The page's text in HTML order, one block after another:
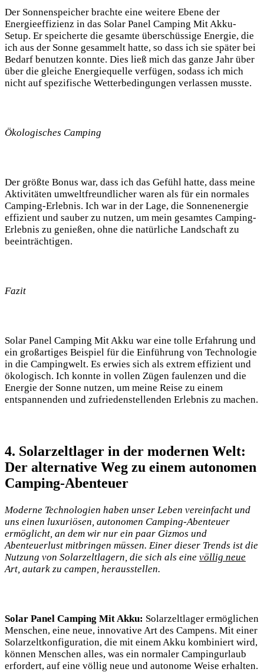
Der Sonnenspeicher⁣ brachte⁣ eine⁢ weitere Ebene der
Energieeffizienz in das Solar Panel Camping⁤ Mit‌ Akku-
Setup. Er speicherte die ‍gesamte überschüssige ‌Energie,⁣ die
ich aus der Sonne⁢ gesammelt hatte, so​ dass⁣ ich sie später ⁢bei
Bedarf benutzen konnte. Dies ließ mich‍ das‌ ganze Jahr über ​
über die gleiche Energiequelle verfügen, sodass ich mich
nicht auf spezifische⁣ Wetterbedingungen ‌verlassen musste. ‍
Ökologisches Camping
Der größte​ Bonus war,⁣ dass⁤ ich das Gefühl hatte, dass⁤ meine
Aktivitäten ⁢umweltfreundlicher waren‍ als‍ für ein ⁤normales
Camping-Erlebnis. Ich ⁤war in der ‍Lage, die Sonnenenergie
effizient und⁢ sauber⁤ zu nutzen, um ‍mein gesamtes Camping-
Erlebnis zu genießen, ⁤ohne die natürliche⁤ Landschaft ‍zu
beeinträchtigen.‌
Fazit
Solar ⁢Panel Camping Mit Akku war eine tolle Erfahrung und
⁢ein großartiges Beispiel‌ für die Einführung von Technologie‍
in die Campingwelt.‍ Es ⁣erwies sich als extrem ⁢effizient und
ökologisch. ‍Ich konnte in vollen Zügen faulenzen und die
Energie der‌ Sonne ⁤nutzen, um meine Reise zu ‌einem
entspannenden und zufriedenstellenden Erlebnis ⁤zu machen.
4. Solarzeltlager ⁤in der modernen ⁤Welt:
Der alternative Weg zu ⁢einem autonomen⁢
Camping-Abenteuer
Moderne Technologien haben ‍unser Leben vereinfacht und
uns⁣ einen luxuriösen, ⁢autonomen ‍Camping-Abenteuer⁢
ermöglicht, ‍an​ dem wir nur ein paar Gizmos⁣ und
Abenteuerlust mitbringen müssen. Einer dieser Trends ist⁤ die
Nutzung ⁤von Solarzeltlagern, die‌ sich als eine‍ völlig neue
Art, autark⁢ zu ‍campen, herausstellen.
Solar Panel Camping Mit Akku: Solarzeltlager ermöglichen
Menschen, eine⁢ neue, innovative ⁢Art des Campens. Mit einer
Solarzeltkonfiguration, die ‌mit einem ‌Akku kombiniert wird,
‌können Menschen alles, was ein normaler Campingurlaub
erfordert, auf⁣ eine völlig neue ⁣und autonome Weise erhalten.